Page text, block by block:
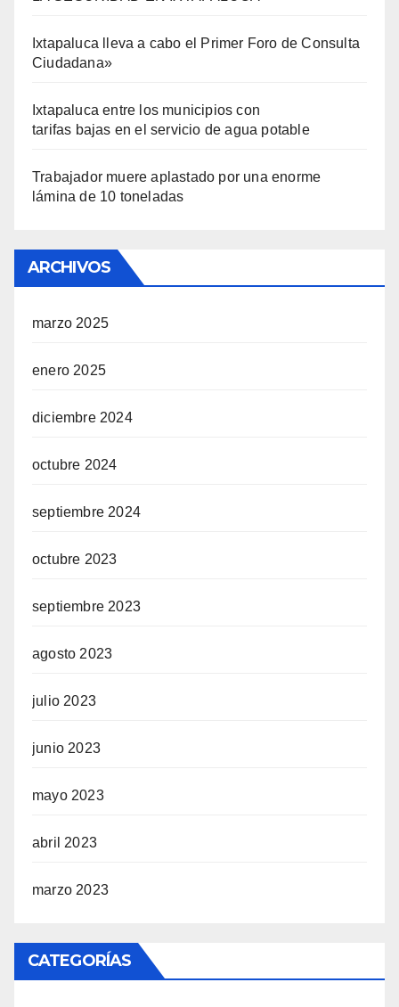
Ixtapaluca lleva a cabo el Primer Foro de Consulta
Ciudadana»
Ixtapaluca entre los municipios con
tarifas bajas en el servicio de agua potable
Trabajador muere aplastado por una enorme
lámina de 10 toneladas
ARCHIVOS
marzo 2025
enero 2025
diciembre 2024
octubre 2024
septiembre 2024
octubre 2023
septiembre 2023
agosto 2023
julio 2023
junio 2023
mayo 2023
abril 2023
marzo 2023
CATEGORÍAS